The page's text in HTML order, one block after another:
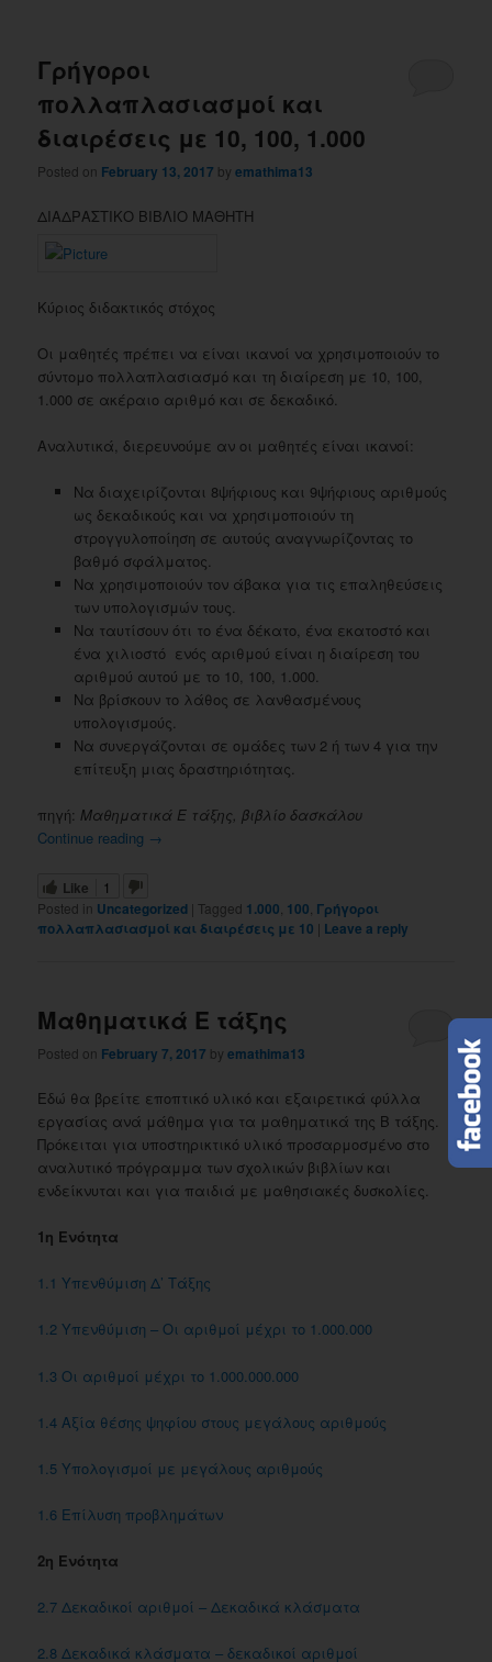
Γρήγοροι
πολλαπλασιασμοί και
διαιρέσεις με 10, 100, 1.000
Posted on February 13, 2017 byemathima13
ΔΙΑΔΡΑΣΤΙΚΟ ΒΙΒΛΙΟ ΜΑΘΗΤΗ
Κύριος διδακτικός στόχος
Oι μαθητές πρέπει να είναι ικανοί να χρησιμοποιούν το
σύντομο πολλαπλασιασμό και τη διαίρεση με 10, 100,
1.000 σε ακέραιο αριθμό και σε δεκαδικό.
Αναλυτικά, διερευνούμε αν οι μαθητές είναι ικανοί:
Nα διαχειρίζονται 8ψήφιους και 9ψήφιους αριθμούς
ως δεκαδικούς και να χρησιμοποιούν τη
στρογγυλοποίηση σε αυτούς αναγνωρίζοντας το
βαθμό σφάλματος.
Nα χρησιμοποιούν τον άβακα για τις επαληθεύσεις
των υπολογισμών τους.
Nα ταυτίσουν ότι το ένα δέκατο, ένα εκατοστό και
ένα χιλιοστό ενός αριθμού είναι η διαίρεση του
αριθμού αυτού με το 10, 100, 1.000.
Nα βρίσκουν το λάθος σε λανθασμένους
υπολογισμούς.
Nα συνεργάζονται σε ομάδες των 2 ή των 4 για την
επίτευξη μιας δραστηριότητας.
πηγή:Μαθηματικά Ε τάξης, βιβλίο δασκάλου
Continue reading →
Like
1
Posted in Uncategorized | Tagged 1.000 100 Γρήγοροι
πολλαπλασιασμοί και διαιρέσεις με 10 | Leave a reply
Μαθηματικά Ε τάξης
Posted on February 7, 2017 byemathima13
Εδώ θα βρείτε εποπτικό υλικό και εξαιρετικά φύλλα
εργασίας ανά μάθημα για τα μαθηματικά της Β τάξης.
Πρόκειται για υποστηρικτικό υλικό προσαρμοσμένο στο
αναλυτικό πρόγραμμα των σχολικών βιβλίων και
ενδείκνυται και για παιδιά με μαθησιακές δυσκολίες.
1η Ενότητα
1.1 Yπενθύμιση Δ’ Tάξης
1.2 Yπενθύμιση – Oι αριθμοί μέχρι το 1.000.000
1.3 Oι αριθμοί μέχρι το 1.000.000.000
1.4 Αξία θέσης ψηφίου στους μεγάλους αριθμούς
1.5 Yπολογισμοί με μεγάλους αριθμούς
1.6 Eπίλυση προβλημάτων
2η Ενότητα
2.7 Δεκαδικοί αριθμοί – Δεκαδικά κλάσματα
2.8 Δεκαδικά κλάσματα – δεκαδικοί αριθμοί